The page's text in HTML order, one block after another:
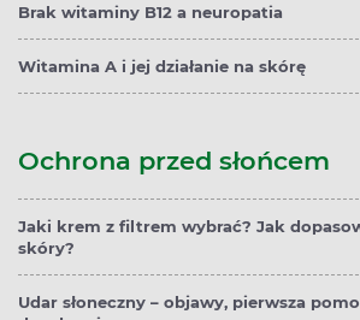
Brak witaminy B12 a neuropatia
Witamina A i jej działanie na skórę
Ochrona przed słońcem
Jaki krem z filtrem wybrać? Jak
skóry?
Udar słoneczny – objawy, pierwsza